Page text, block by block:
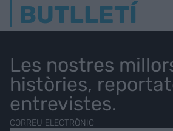
BUTLLETÍ
Les nostres
històries,
entrevistes.
CORREU ELECTRÒNIC